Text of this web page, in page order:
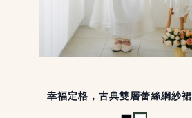
幸福定格，古典雙層蕾絲網紗裙